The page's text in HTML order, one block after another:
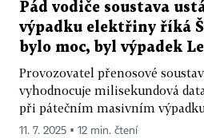
Pád vodiče soustava
výpadku elektřiny říká
bylo moc, byl výpadek
Provozovatel přenosové
vyhodnocuje milisekundová
při pátečním masivním
11. 7. 2025 ▪ 12 min. čtení